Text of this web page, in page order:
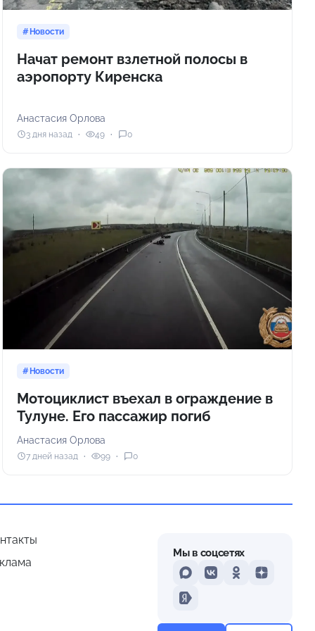
Новости
Начат ремонт взлетной полосы в
аэропорту Киренска
Анастасия Орлова
3 дня назад 49 0
Новости
Мотоциклист въехал в ограждение в
Тулуне. Его пассажир погиб
Анастасия Орлова
7 дней назад 99 0
Мы в соцсетях
MAXVKontakteOdnoklassniki
Dzen
Yandex